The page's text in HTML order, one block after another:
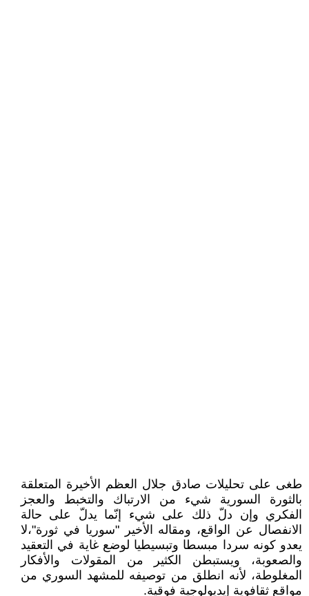
طغى على تحليلات صادق جلال العظم الأخيرة المتعلقة
بالثورة السورية شيء من الارتباك والتخبط والعجز
الفكري وإن دلّ ذلك على شيء إنّما يدلّ على حالة
الانفصال عن الواقع، ومقاله الأخير "سوريا في ثورة"،لا
يعدو كونه سردا مبسطا وتبسيطيا لوضع غاية في التعقيد
والصعوبة، ويستبطن الكثير من المقولات والأفكار
المغلوطة، لأنه انطلق من توصيفه للمشهد السوري من
مواقع ثقافوية إيديولوجية فوقية.